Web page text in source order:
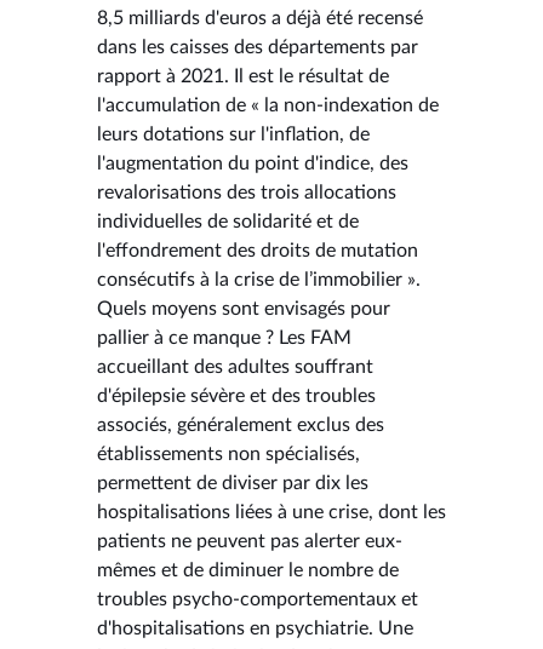
8,5 milliards d'euros a déjà été recensé
dans les caisses des départements par
rapport à 2021. Il est le résultat de
l'accumulation de « la non-indexation de
leurs dotations sur l'inflation, de
l'augmentation du point d'indice, des
revalorisations des trois allocations
individuelles de solidarité et de
l'effondrement des droits de mutation
consécutifs à la crise de l’immobilier ».
Quels moyens sont envisagés pour
pallier à ce manque ? Les FAM
accueillant des adultes souffrant
d'épilepsie sévère et des troubles
associés, généralement exclus des
établissements non spécialisés,
permettent de diviser par dix les
hospitalisations liées à une crise, dont les
patients ne peuvent pas alerter eux-
mêmes et de diminuer le nombre de
troubles psycho-comportementaux et
d'hospitalisations en psychiatrie. Une